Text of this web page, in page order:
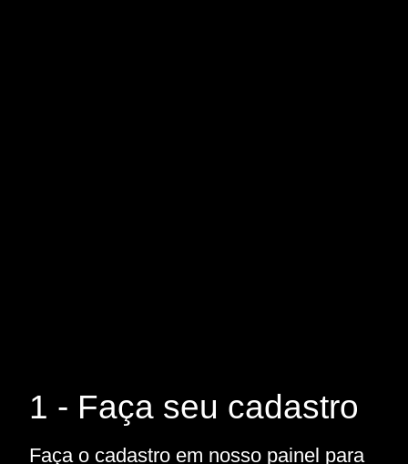
1 - Faça seu cadastro
Faça o cadastro em nosso painel para